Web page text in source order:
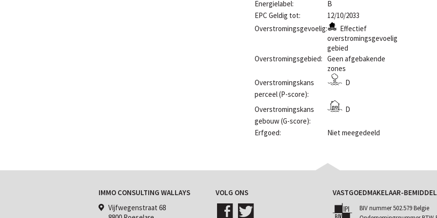
Energielabel:
B
EPC Geldig tot:
12/10/2033
Overstromingsgevoelig:
Effectief
overstromingsgevoelig
gebied
Overstromingsgebied: Geen afgebakende
zones
Overstromingskans
perceel (P-score):
D
Overstromingskans
gebouw (G-score):
D
Erfgoed: Niet meegedeeld
IMMO CONSULTING WALLAYS
Vijfwegenstraat 68
VOLG ONS VASTGOEDMAKELAAR-
BIV nummer 502.579 Belgie